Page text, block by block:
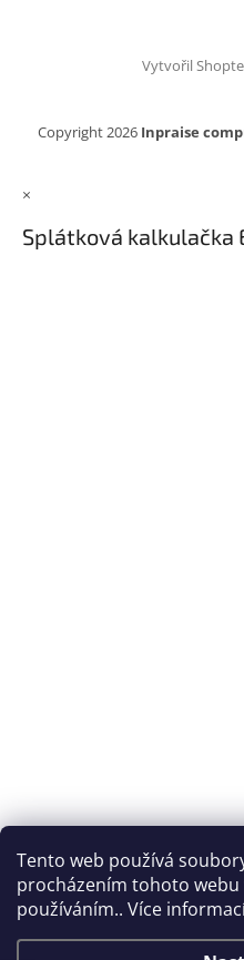
Tento web používá
procházením tohoto
používáním.. Více
Vytvořil
Copyright 2026 Inpraise
×
Splátková kalkulačka